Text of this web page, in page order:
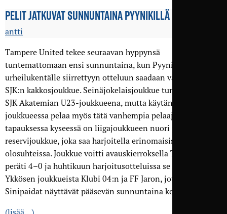
PELIT JATKUVAT SUNNUNTAINA PYYNIKILLÄ
antti
Tampere United tekee seuraavan hyppynsä
tuntemattomaan ensi sunnuntaina, kun Pyynikin
urheilukentälle siirrettyyn otteluun saadaan vastustajaksi
SJK:n kakkosjoukkue. Seinäjokelaisjoukkue tunnetaan myös
SJK Akatemian U23-joukkueena, mutta käytännössä
joukkueessa pelaa myös tätä vanhempia pelaajia. Joka
tapauksessa kyseessä on liigajoukkueen nuori ja nälkäinen
reservijoukkue, joka saa harjoitella erinomaisissa
olosuhteissa. Joukkue voitti avauskierroksella TP-47:n
peräti 4–0 ja huhtikuun harjoitusotteluissa se on voittanut
Ykkösen joukkueista Klubi 04:n ja FF Jaron, joten
Sinipaidat näyttävät pääsevän sunnuntaina kovaan testiin.
(lisää…)